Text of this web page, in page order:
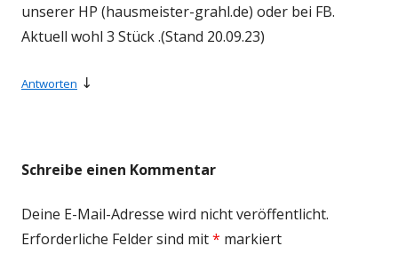
unserer HP (hausmeister-grahl.de) oder bei FB.
Aktuell wohl 3 Stück .(Stand 20.09.23)
Antworten ↓
Schreibe einen Kommentar
Deine E-Mail-Adresse wird nicht veröffentlicht.
Erforderliche Felder sind mit* markiert